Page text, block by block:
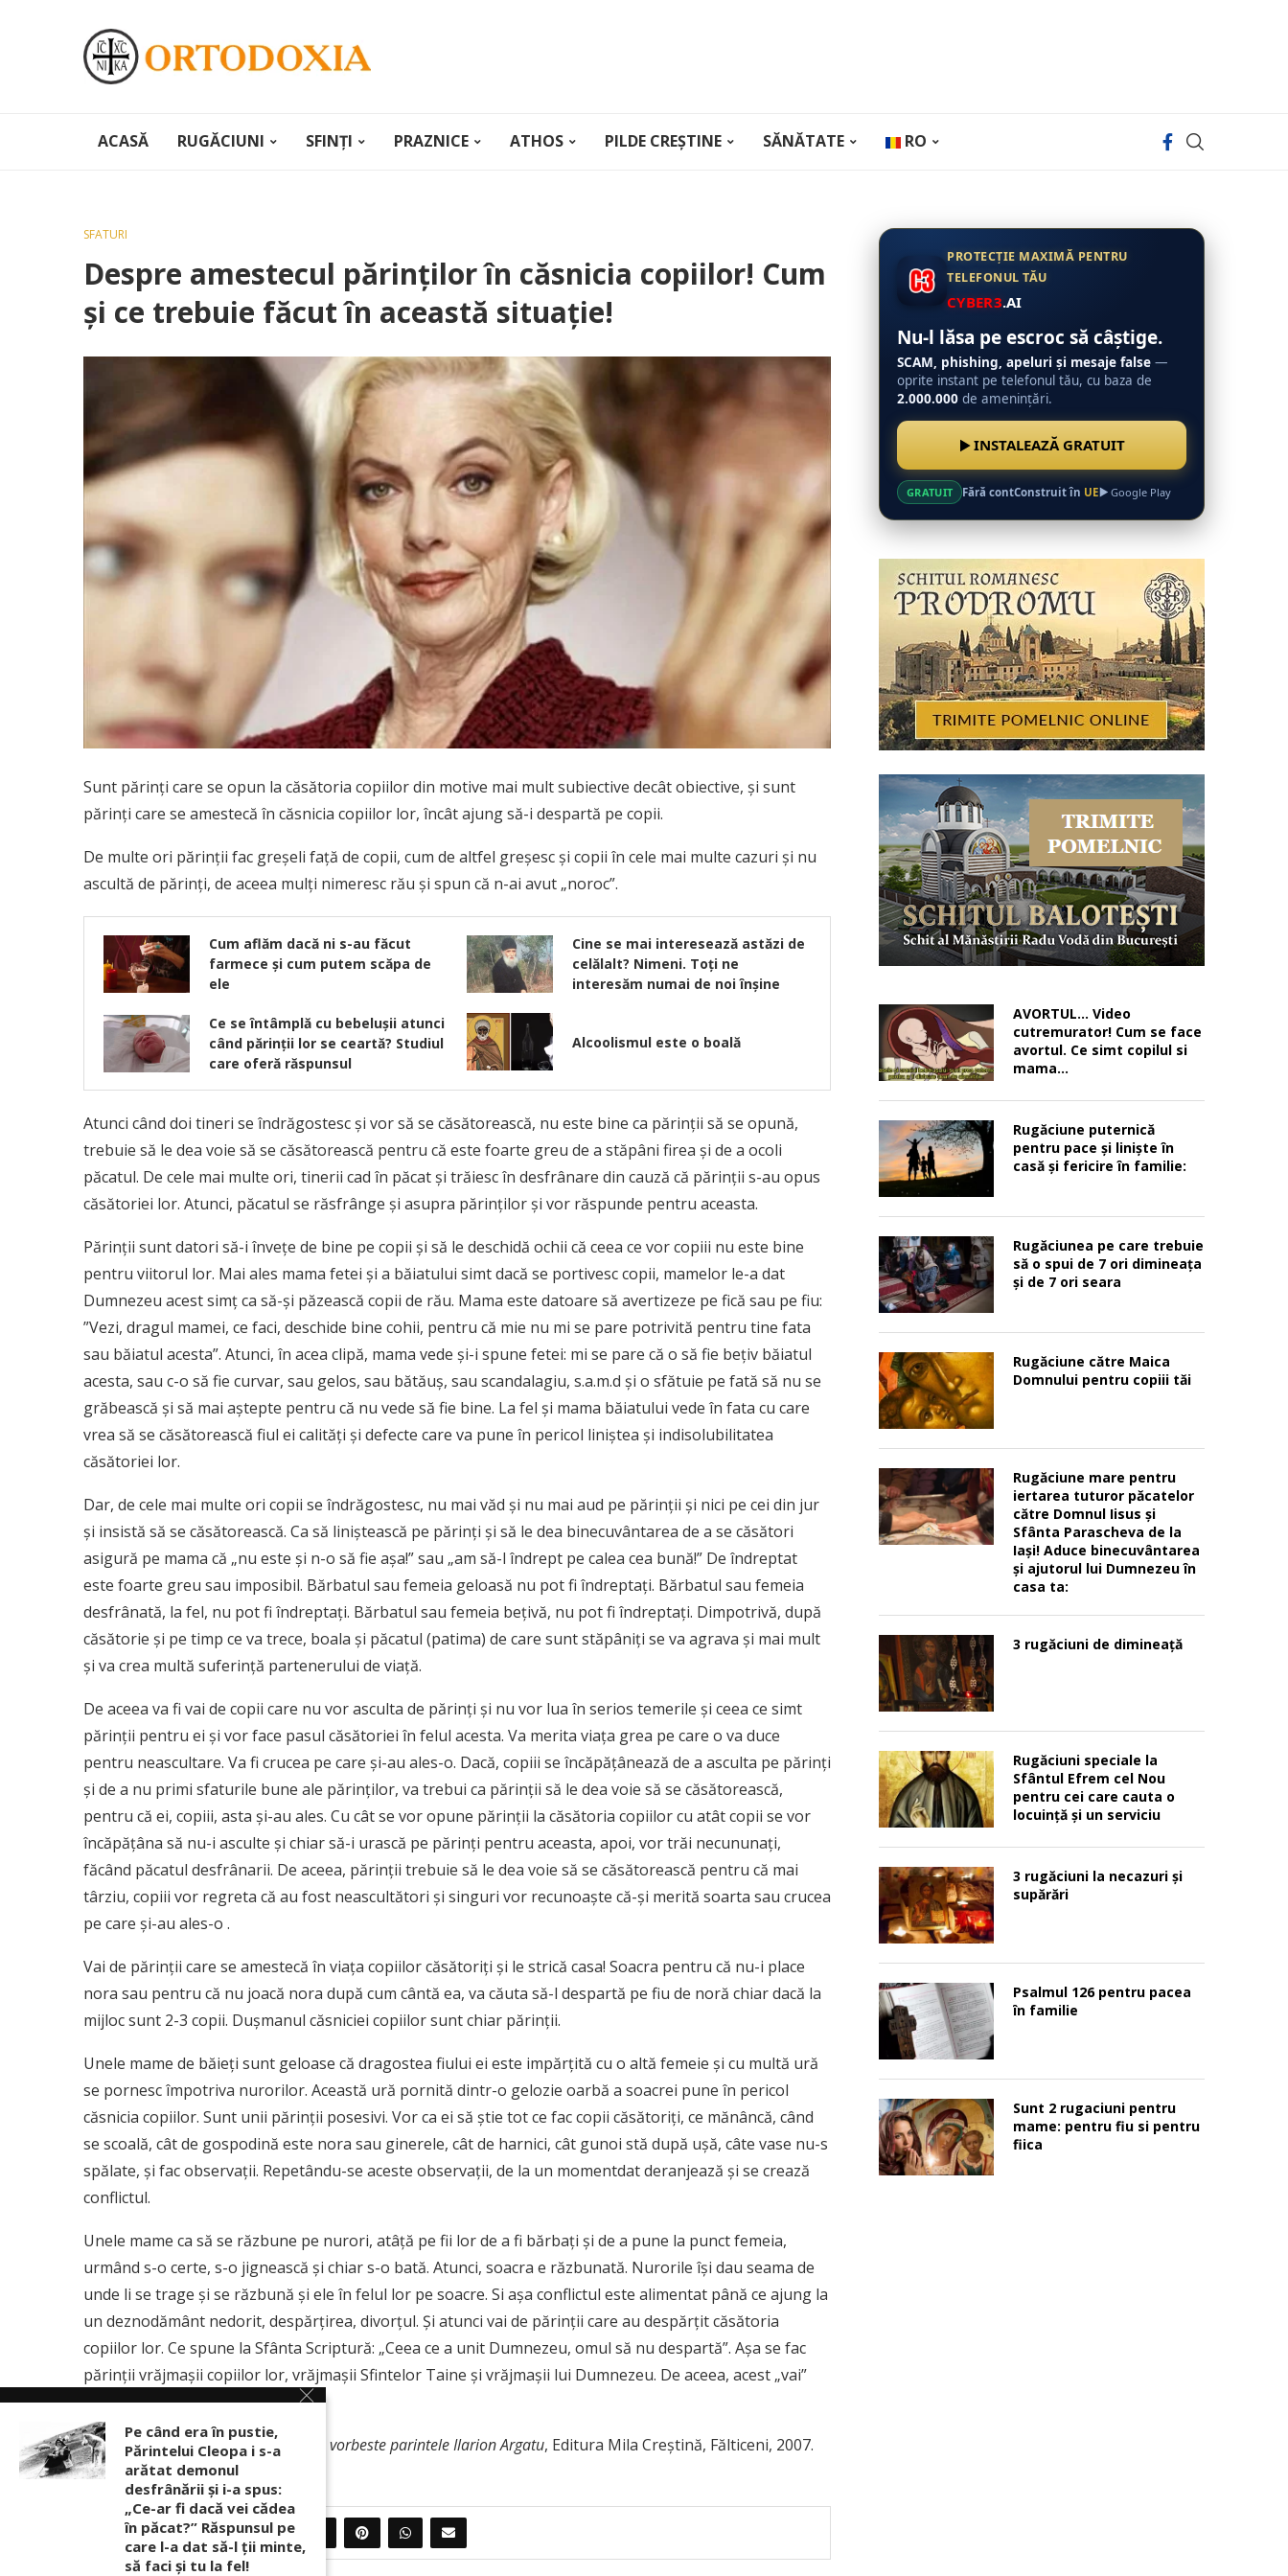
ACASĂ RUGĂCIUNI SFINȚI PRAZNICE ATHOS PILDE CREȘTINE SĂNĂTATE RO
SFATURI
Despre amestecul părinţilor în căsnicia copiilor! Cum
și ce trebuie făcut în această situație!
Sunt părinţi care se opun la căsătoria copiilor din motive mai mult subiective decât obiective, şi sunt
părinţi care se amestecă în căsnicia copiilor lor, încât ajung să-i despartă pe copii.
De multe ori părinţii fac greşeli faţă de copii, cum de altfel greşesc şi copii în cele mai multe cazuri şi nu
ascultă de părinţi, de aceea mulţi nimeresc rău şi spun că n-ai avut „noroc”.
Cum aflăm dacă ni s-au făcut
farmece și cum putem scăpa de
ele
Cine se mai interesează astăzi de
celălalt? Nimeni. Toți ne
interesăm numai de noi înșine
Ce se întâmplă cu bebeluşii atunci
când părinţii lor se ceartă? Studiul
care oferă răspunsul
Alcoolismul este o boală
Atunci când doi tineri se îndrăgostesc şi vor să se căsătorească, nu este bine ca părinţii să se opună,
trebuie să le dea voie să se căsătorească pentru că este foarte greu de a stăpâni firea şi de a ocoli
păcatul. De cele mai multe ori, tinerii cad în păcat şi trăiesc în desfrânare din cauză că părinţii s-au opus
căsătoriei lor. Atunci, păcatul se răsfrânge şi asupra părinţilor şi vor răspunde pentru aceasta.
Părinţii sunt datori să-i înveţe de bine pe copii şi să le deschidă ochii că ceea ce vor copiii nu este bine
pentru viitorul lor. Mai ales mama fetei şi a băiatului simt dacă se portivesc copii, mamelor le-a dat
Dumnezeu acest simţ ca să-şi păzească copii de rău. Mama este datoare să avertizeze pe fică sau pe fiu:
”Vezi, dragul mamei, ce faci, deschide bine cohii, pentru că mie nu mi se pare potrivită pentru tine fata
sau băiatul acesta”. Atunci, în acea clipă, mama vede şi-i spune fetei: mi se pare că o să fie beţiv băiatul
acesta, sau c-o să fie curvar, sau gelos, sau bătăuş, sau scandalagiu, s.a.m.d şi o sfătuie pe fată să nu se
grăbească şi să mai aştepte pentru că nu vede să fie bine. La fel şi mama băiatului vede în fata cu care
vrea să se căsătorească fiul ei calităţi şi defecte care va pune în pericol liniştea şi indisolubilitatea
căsătoriei lor.
Dar, de cele mai multe ori copii se îndrăgostesc, nu mai văd şi nu mai aud pe părinţii şi nici pe cei din jur
şi insistă să se căsătorească. Ca să liniştească pe părinţi şi să le dea binecuvântarea de a se căsători
asigură pe mama că „nu este şi n-o să fie aşa!” sau „am să-l îndrept pe calea cea bună!” De îndreptat
este foarte greu sau imposibil. Bărbatul sau femeia geloasă nu pot fi îndreptaţi. Bărbatul sau femeia
desfrânată, la fel, nu pot fi îndreptaţi. Bărbatul sau femeia beţivă, nu pot fi îndreptaţi. Dimpotrivă, după
căsătorie şi pe timp ce va trece, boala şi păcatul (patima) de care sunt stăpâniţi se va agrava şi mai mult
şi va crea multă suferinţă partenerului de viaţă.
De aceea va fi vai de copii care nu vor asculta de părinţi şi nu vor lua în serios temerile şi ceea ce simt
părinţii pentru ei şi vor face pasul căsătoriei în felul acesta. Va merita viaţa grea pe care o va duce
pentru neascultare. Va fi crucea pe care şi-au ales-o. Dacă, copiii se încăpăţânează de a asculta pe părinţi
şi de a nu primi sfaturile bune ale părinţilor, va trebui ca părinţii să le dea voie să se căsătorească,
pentru că ei, copiii, asta şi-au ales. Cu cât se vor opune părinţii la căsătoria copiilor cu atât copii se vor
încăpăţâna să nu-i asculte şi chiar să-i urască pe părinţi pentru aceasta, apoi, vor trăi necununaţi,
făcând păcatul desfrânarii. De aceea, părinţii trebuie să le dea voie să se căsătorească pentru că mai
târziu, copiii vor regreta că au fost neascultători şi singuri vor recunoaşte că-şi merită soarta sau crucea
pe care şi-au ales-o .
Vai de părinţii care se amestecă în viaţa copiilor căsătoriţi şi le strică casa! Soacra pentru că nu-i place
nora sau pentru că nu joacă nora după cum cântă ea, va căuta să-l despartă pe fiu de noră chiar dacă la
mijloc sunt 2-3 copii. Duşmanul căsniciei copiilor sunt chiar părinţii.
Unele mame de băieţi sunt geloase că dragostea fiului ei este impărţită cu o altă femeie şi cu multă ură
se pornesc împotriva nurorilor. Această ură pornită dintr-o gelozie oarbă a soacrei pune în pericol
căsnicia copiilor. Sunt unii părinţii posesivi. Vor ca ei să ştie tot ce fac copii căsătoriţi, ce mănâncă, când
se scoală, cât de gospodină este nora sau ginerele, cât de harnici, cât gunoi stă după uşă, câte vase nu-s
spălate, şi fac observaţii. Repetându-se aceste observaţii, de la un momentdat deranjează şi se crează
conflictul.
Unele mame ca să se răzbune pe nurori, atâţă pe fii lor de a fi bărbaţi şi de a pune la punct femeia,
urmând s-o certe, s-o jignească şi chiar s-o bată. Atunci, soacra e răzbunată. Nurorile îşi dau seama de
unde li se trage şi se răzbună şi ele în felul lor pe soacre. Si aşa conflictul este alimentat până ce ajung la
un deznodământ nedorit, despărţirea, divorţul. Şi atunci vai de părinţii care au despărţit căsătoria
copiilor lor. Ce spune la Sfânta Scriptură: „Ceea ce a unit Dumnezeu, omul să nu despartă”. Aşa se fac
părinţii vrăjmaşii copiilor lor, vrăjmaşii Sfintelor Taine şi vrăjmaşii lui Dumnezeu. De aceea, acest „vai”
este foarte mare pentru părinţi.
Sursa:Pe treptele suirii catre cer. Ne vorbeste parintele Ilarion Argatu, Editura Mila Creştină, Fălticeni, 2007.
PARTAJEAZA 0
PROTECȚIE MAXIMĂ PENTRU
TELEFONUL TĂU
CYBER3.AI
Nu-l lăsa pe escroc să câștige.
SCAM, phishing, apeluri și mesaje false —
oprite instant pe telefonul tău, cu baza de
2.000.000 de amenințări.
INSTALEAZĂ GRATUIT
GRATUIT Fără contConstruit în UE Google Play
AVORTUL… Video
cutremurator! Cum se face
avortul. Ce simt copilul si
mama…
Rugăciune puternică
pentru pace şi linişte în
casă şi fericire în familie:
Rugăciunea pe care trebuie
să o spui de 7 ori dimineața
și de 7 ori seara
Rugăciune către Maica
Domnului pentru copiii tăi
Rugăciune mare pentru
iertarea tuturor păcatelor
către Domnul Iisus şi
Sfânta Parascheva de la
Iaşi! Aduce binecuvântarea
şi ajutorul lui Dumnezeu în
casa ta:
3 rugăciuni de dimineață
Rugăciuni speciale la
Sfântul Efrem cel Nou
pentru cei care cauta o
locuinţă şi un serviciu
3 rugăciuni la necazuri și
supărări
Psalmul 126 pentru pacea
în familie
Sunt 2 rugaciuni pentru
mame: pentru fiu si pentru
fiica
Pe când era în pustie,
Părintelui Cleopa i s-a
arătat demonul
desfrânării şi i-a spus:
„Ce-ar fi dacă vei cădea
în păcat?” Răspunsul pe
care l-a dat să-l ții minte,
să faci și tu la fel!